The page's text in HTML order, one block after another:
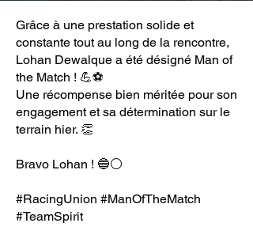
Grâce à une prestation solide et
constante tout au long de la rencontre,
Lohan Dewalque a été désigné Man of
the Match ! 💪⚽
Une récompense bien méritée pour son
engagement et sa détermination sur le
terrain hier. 👏
Bravo Lohan ! 🔵⚪
#RacingUnion #ManOfTheMatch
#TeamSpirit